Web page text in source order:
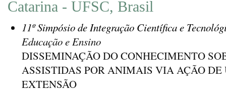
Catarina - UFSC, Brasil
11º Simpósio de Integração Científica e
Educação e Ensino
DISSEMINAÇÃO DO CONHECIMENTO
ASSISTIDAS POR ANIMAIS VIA AÇÃO DE
EXTENSÃO